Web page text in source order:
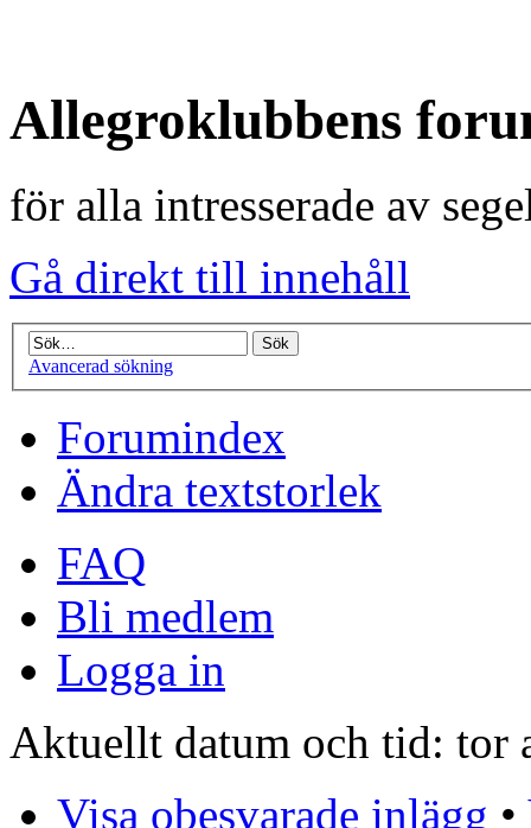
Allegroklubbens
för alla intresserade av
Gå direkt till innehåll
Avancerad sökning
Forumindex
Ändra textstorlek
FAQ
Bli medlem
Logga in
Aktuellt datum och tid: tor
Visa obesvarade inlägg •